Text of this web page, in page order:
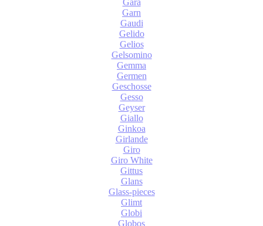
Garn
Gaudi
Gelido
Gelios
Gelsomino
Gemma
Germen
Geschosse
Gesso
Geyser
Giallo
Ginkoa
Girlande
Giro
Giro White
Gittus
Glans
Glass-pieces
Glimt
Globi
Globos